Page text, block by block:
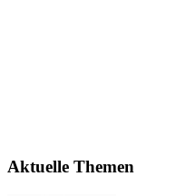
Aktuelle Themen